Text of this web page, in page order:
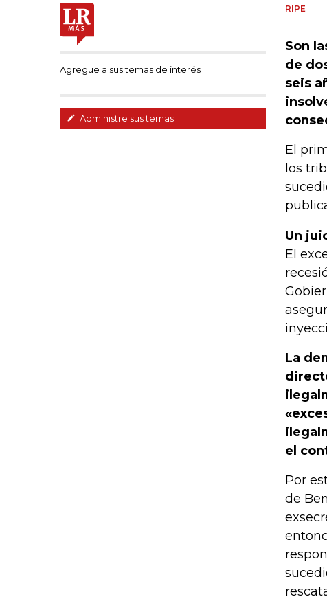
Agregue a sus temas de interés
Administre sus temas
RIPE
Son
de
seis
El
los
Un
El
La
el
Por
de